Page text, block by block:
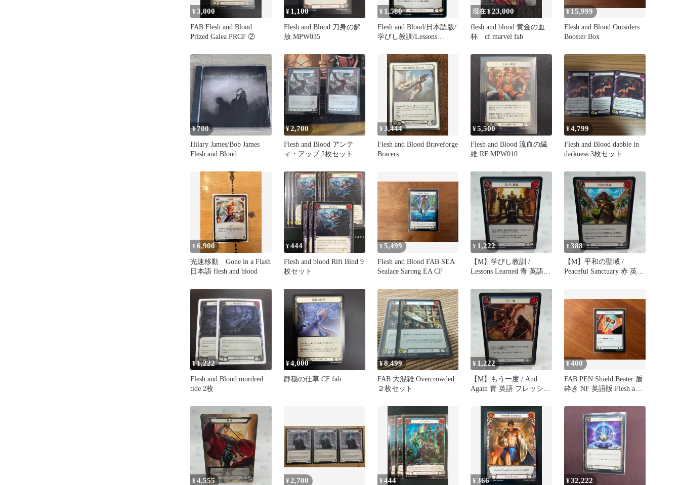
¥3,000
FAB Flesh and Blood
Prized Galea PRCF ②
¥ 1,100
Flesh and Blood 刀身の解
放 MPW035
¥ 1,580
Flesh and Blood/日本語版/
学びし教訓/Lessons
ク：戦士/Mastery Pack
Warrior/MPW036/FaB
現在 ¥23,000
flesh and blood 黄金の血
杯 cf marvel fab
¥ 15,999
Flesh and Blood Outsiders
Booster Box
¥700
Hilary James/Bob James
Flesh and Blood
¥2,700
Flesh and Blood アンテ
ィ・アップ 2枚セット
¥3,444
Flesh and Blood Braveforge
Bracers
¥5,500
Flesh and Blood 流血の繊
維 RF MPW010
¥4,799
Flesh and Blood dabble in
darkness 3枚セット
¥6,900
光速移動 Gone in a Flash
日本語 flesh and blood
¥444
Flesh and blood Rift Bind 9
枚セット
¥5,499
Flesh and Blood FAB SEA
Sealace Sarong EA CF
¥ 1,222
【M】学びし教訓 /
Lessons Learned 青 英語
ド マスタリーパック 戦
士 / Flesh and Blood
Warrior MPW FAB JP
¥388
【M】平和の聖域 /
Peaceful Sanctuary 赤 英語
士 / Flesh and Blood
Warrior MPW FAB JP
¥1,222
Flesh and Blood mordred
tide 2枚
¥4,000
静穏の仕草 CF fab
¥8,499
FAB 大混雑 Overcrowded
２枚セット
¥ 1,222
【M】もう一度 / And
Again 青 英語 フレッシュ
ーパック 戦士 / Flesh and
Blood Warrior MPW FAB
¥400
FAB PEN Shield Beater 盾
砕き NF 英語版 Flesh and
¥4,555 ¥ 2,700 ¥444 ¥366 ¥32,222